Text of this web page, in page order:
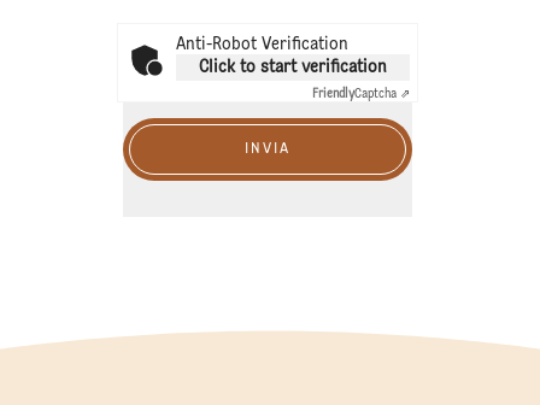
Anti-Robot Verification
Click to start verification
FriendlyCaptcha ⇗
INVIA